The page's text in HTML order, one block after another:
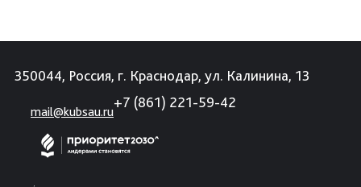
350044, Россия, г. Краснодар, ул. Калинина, 13
mail@kubsau.ru
+7 (861) 221-59-42